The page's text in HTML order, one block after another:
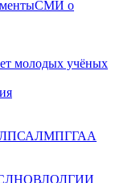
СМИ о
молодых учёных
ЛМПГГАА
ЛНОВЛОЛГИИ